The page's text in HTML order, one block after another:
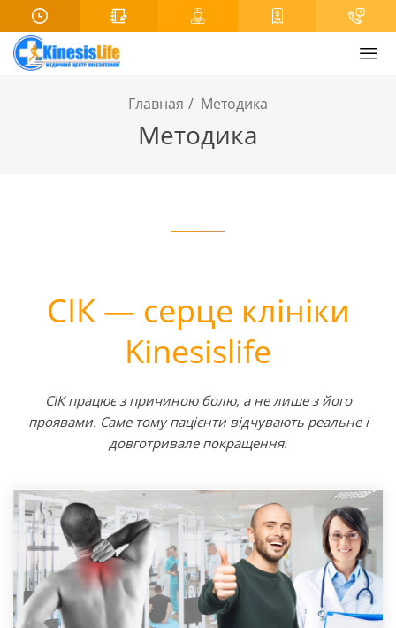
Главная Методика
Методика
СІК — серце клініки
Kinesislife
СІК працює з причиною болю, а не лише з його
проявами. Саме тому пацієнти відчувають реальне і
довготривале покращення.